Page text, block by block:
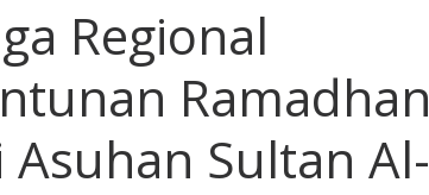
Regional
Ramadhan
Sultan Al-